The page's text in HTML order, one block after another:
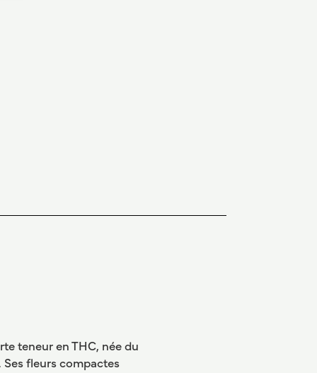
teneur en THC, née du
fleurs compactes